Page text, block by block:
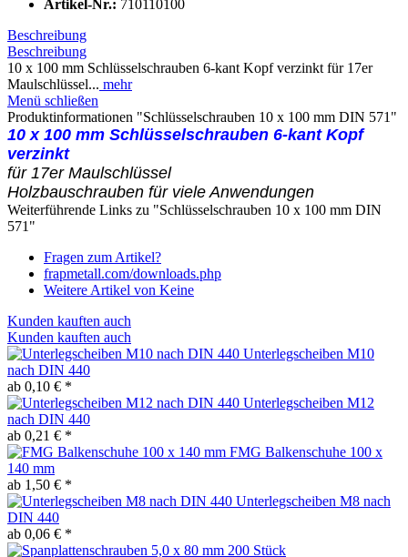
Artikel-Nr.: 710110100
Beschreibung
Beschreibung
10 x 100 mm Schlüsselschrauben 6-kant Kopf verzinkt für 17er
Maulschlüssel... mehr
Menü schließen
Produktinformationen "Schlüsselschrauben 10 x 100 mm DIN 571"
10 x 100 mm Schlüsselschrauben 6-kant Kopf
verzinkt
für 17er Maulschlüssel
Holzbauschrauben für viele Anwendungen
Weiterführende Links zu "Schlüsselschrauben 10 x 100 mm DIN
571"
Fragen zum Artikel?
frapmetall.com/downloads.php
Weitere Artikel von Keine
Kunden kauften auch
Kunden kauften auch
Unterlegscheiben M10
nach DIN 440
ab 0,10 € *
Unterlegscheiben M12
nach DIN 440
ab 0,21 € *
FMG Balkenschuhe 100 x
140 mm
ab 1,50 € *
Unterlegscheiben M8 nach
DIN 440
ab 0,06 € *